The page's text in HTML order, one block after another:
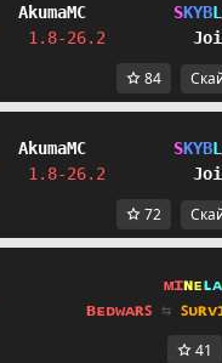
AkumaMC SKYBL
1.8-26.2
84
AkumaMC SKYBL
1.8-26.2
72
ᴍɪɴᴇʟᴀ
ʙᴇᴅᴡᴀʀꜱ ⇆
41